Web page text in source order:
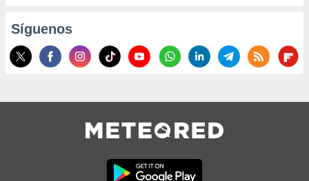
de
uso de
con el
Síguenos